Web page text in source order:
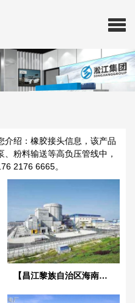
介绍：橡胶接头信息，该产品
粉料输送等高负压管线中，
2176 6665。
【昌江黎族自治区海南核电项目】橡胶膨胀节合同